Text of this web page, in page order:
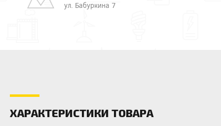
ул. Бабуркина 7
ХАРАКТЕРИСТИКИ ТОВАРА